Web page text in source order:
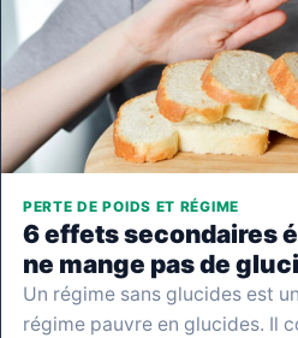
PERTE DE POIDS ET RÉGIME
6 effets secondaires
ne mange pas de
Un régime sans glucides est
régime pauvre en glucides. Il